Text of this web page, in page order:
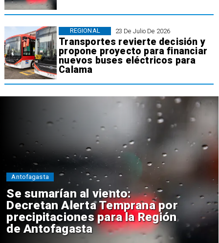
23 De Julio De 2026
Transportes revierte decisión y
propone proyecto para financiar
nuevos buses eléctricos para
Calama
REGIONAL
Se sumarían al viento:
Decretan Alerta Temprana por
precipitaciones para la Región
de Antofagasta
Antofagasta